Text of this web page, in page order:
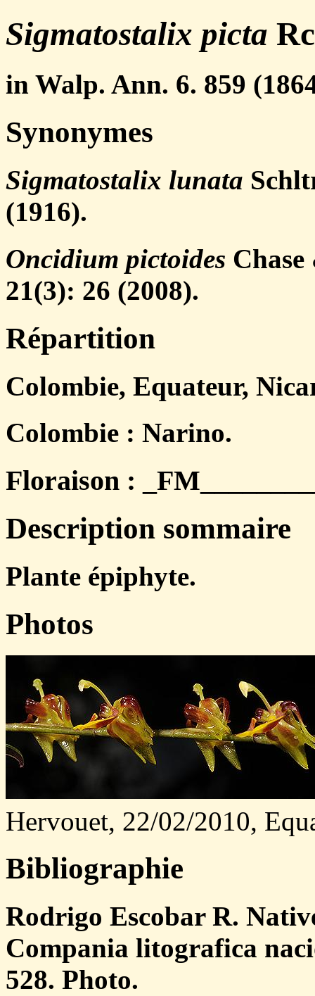
Sigmatostalix picta
in Walp. Ann. 6. 859
Synonymes
Sigmatostalix lunata
(1916).
Oncidium pictoides
21(3): 26 (2008).
Répartition
Colombie, Equateur,
Colombie : Narino.
Floraison :
Description sommaire
Plante épiphyte.
Photos
Hervouet, 22/02/2010,
Bibliographie
Rodrigo Escobar R.
Compania litografica
528. Photo.